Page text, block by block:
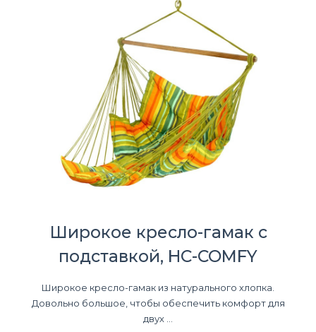
Широкое кресло-гамак с
подставкой, HC-COMFY
Широкое кресло-гамак из натурального хлопка.
Довольно большое, чтобы обеспечить комфорт для
двух ...